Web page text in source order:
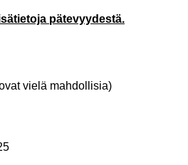
pätevyydestä.
vielä mahdollisia)